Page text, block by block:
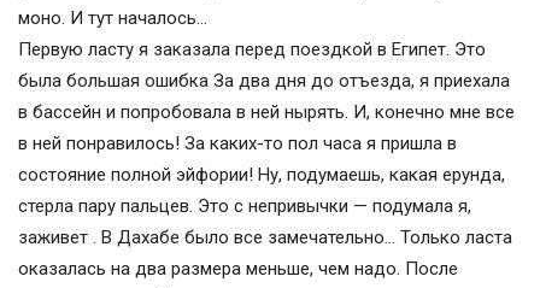
моно. И тут началось…
Первую ласту я заказала перед поездкой в Египет. Это
была большая ошибка За два дня до отъезда, я приехала
в бассейн и попробовала в ней нырять. И, конечно мне все
в ней понравилось! За каких-то пол часа я пришла в
состояние полной эйфории! Ну, подумаешь, какая ерунда,
стерла пару пальцев. Это с непривычки — подумала я,
заживет . В Дахабе было все замечательно… Только ласта
оказалась на два размера меньше, чем надо. После